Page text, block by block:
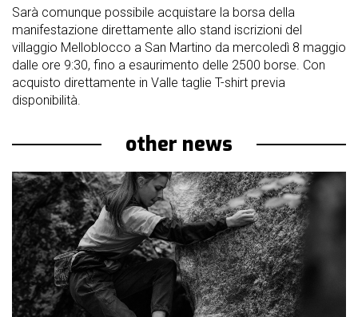
Sarà comunque possibile acquistare la borsa della
manifestazione direttamente allo stand iscrizioni del
villaggio Melloblocco a San Martino da mercoledì 8 maggio
dalle ore 9:30, fino a esaurimento delle 2500 borse. Con
acquisto direttamente in Valle taglie T-shirt previa
disponibilità.
other news